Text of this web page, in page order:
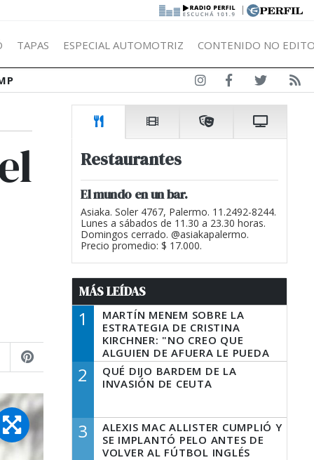
|
TAPAS ESPECIAL AUTOMOTRIZ CONTENIDO NO
Restaurantes
El mundo en un bar.
Asiaka. Soler 4767, Palermo. 11.2492-8244.
Lunes a sábados de 11.30 a 23.30 horas.
Domingos cerrado. @asiakapalermo.
Precio promedio: $ 17.000.
MÁS LEÍDAS
1
MARTÍN MENEM SOBRE LA
ESTRATEGIA DE CRISTINA
KIRCHNER: "NO CREO QUE
ALGUIEN DE AFUERA LE PUEDA
DECIR A LA JUSTICIA LO QUE
TIENE QUE HACER"
2
QUÉ DIJO BARDEM DE LA
INVASIÓN DE CEUTA
3
ALEXIS MAC ALLISTER CUMPLIÓ Y
SE IMPLANTÓ PELO ANTES DE
VOLVER AL FÚTBOL INGLÉS